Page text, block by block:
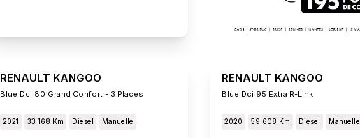
RENAULT KANGOO
Blue Dci 80 Grand Confort - 3 Places
2021 33 168 Km Diesel Manuelle
RENAULT KANGOO
Blue Dci 95 Extra R-Link
2020 59 608 Km Diesel Manuelle